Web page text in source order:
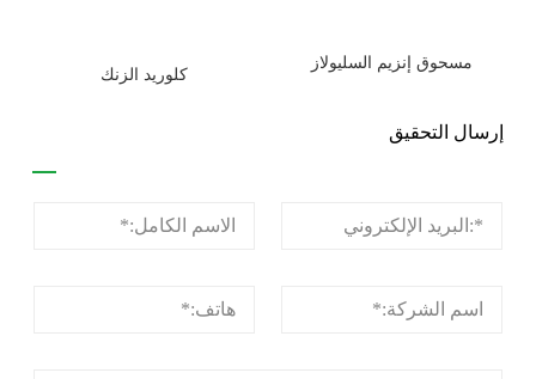
مسحوق إنزيم السليولاز
كلوريد الزنك
إرسال التحقيق